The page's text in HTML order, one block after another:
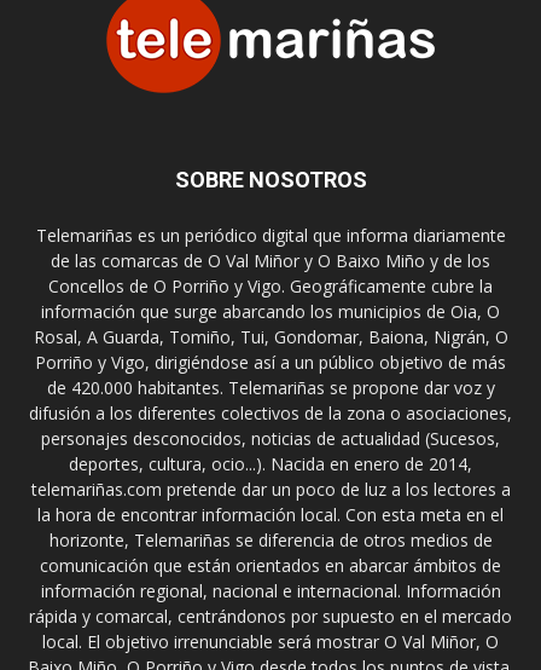
SOBRE NOSOTROS
Telemariñas es un periódico digital que informa diariamente
de las comarcas de O Val Miñor y O Baixo Miño y de los
Concellos de O Porriño y Vigo. Geográficamente cubre la
información que surge abarcando los municipios de Oia, O
Rosal, A Guarda, Tomiño, Tui, Gondomar, Baiona, Nigrán, O
Porriño y Vigo, dirigiéndose así a un público objetivo de más
de 420.000 habitantes. Telemariñas se propone dar voz y
difusión a los diferentes colectivos de la zona o asociaciones,
personajes desconocidos, noticias de actualidad (Sucesos,
deportes, cultura, ocio...). Nacida en enero de 2014,
telemariñas.com pretende dar un poco de luz a los lectores a
la hora de encontrar información local. Con esta meta en el
horizonte, Telemariñas se diferencia de otros medios de
comunicación que están orientados en abarcar ámbitos de
información regional, nacional e internacional. Información
rápida y comarcal, centrándonos por supuesto en el mercado
local. El objetivo irrenunciable será mostrar O Val Miñor, O